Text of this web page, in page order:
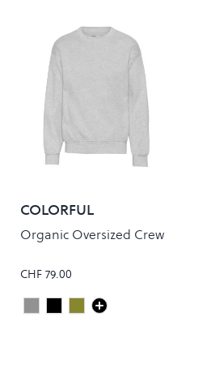
COLORFUL
STANDARD
Organic Oversized Crew
CHF 79.00
Colour
Heather Grey
Deep Black
Dusty Olive